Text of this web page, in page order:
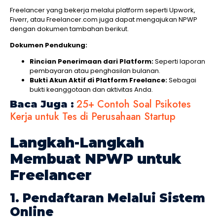
Freelancer yang bekerja melalui platform seperti Upwork,
Fiverr, atau Freelancer.com juga dapat mengajukan NPWP
dengan dokumen tambahan berikut.
Dokumen Pendukung:
Rincian Penerimaan dari Platform:Seperti laporan
pembayaran atau penghasilan bulanan.
Bukti Akun Aktif di Platform Freelance:Sebagai
bukti keanggotaan dan aktivitas Anda.
Baca Juga : 25+ Contoh Soal Psikotes
Kerja untuk Tes di Perusahaan Startup
Langkah-Langkah
Membuat NPWP untuk
Freelancer
1. Pendaftaran Melalui Sistem
Online